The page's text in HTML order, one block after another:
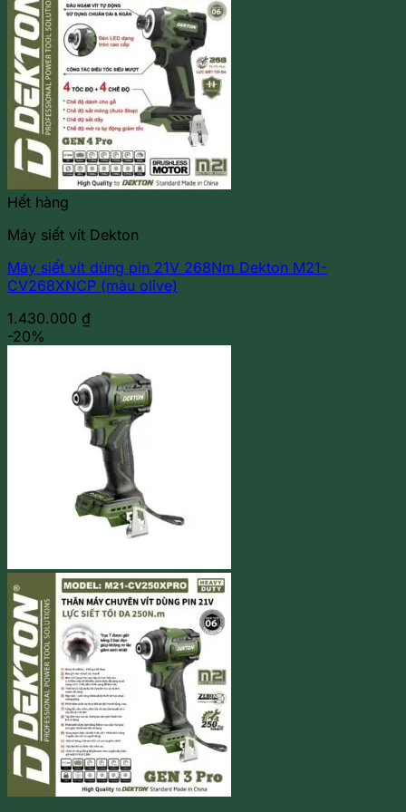
Hết hàng
Máy siết vít Dekton
Máy siết vít dùng pin 21V 268Nm Dekton M21-
CV268XNCP (màu olive)
1.430.000 ₫
-20%